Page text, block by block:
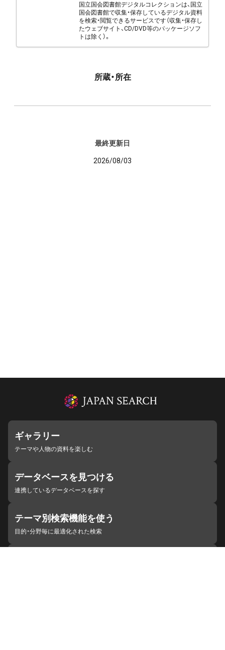
国立国会図書館デジタルコレクションは、国立
国会図書館で収集・保存しているデジタル資料
を検索・閲覧できるサービスです（収集・保存し
たウェブサイト、CD/DVD等のパッケージソフ
トは除く）。
所蔵・所在
最終更新日
2026/08/03
ギャラリー
テーマや人物の資料を楽しむ
データベースを見つける
連携しているデータベースを探す
テーマ別検索機能を使う
目的・分野毎に最適化された検索